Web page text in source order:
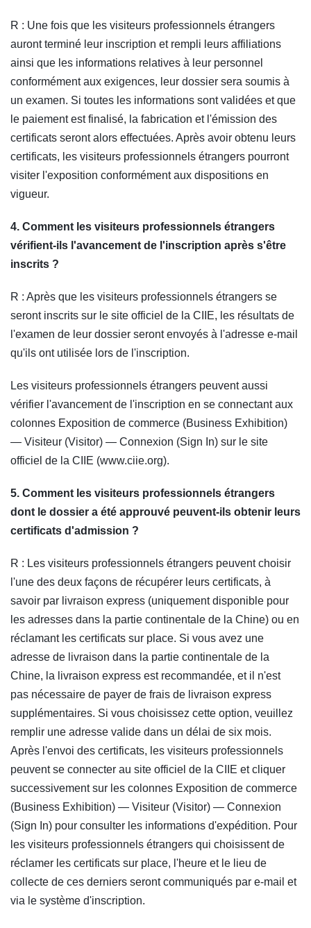
R : Une fois que les visiteurs professionnels étrangers
auront terminé leur inscription et rempli leurs affiliations
ainsi que les informations relatives à leur personnel
conformément aux exigences, leur dossier sera soumis à
un examen. Si toutes les informations sont validées et que
le paiement est finalisé, la fabrication et l'émission des
certificats seront alors effectuées. Après avoir obtenu leurs
certificats, les visiteurs professionnels étrangers pourront
visiter l'exposition conformément aux dispositions en
vigueur.
4. Comment les visiteurs professionnels étrangers
vérifient-ils l'avancement de l'inscription après s'être
inscrits ?
R : Après que les visiteurs professionnels étrangers se
seront inscrits sur le site officiel de la CIIE, les résultats de
l'examen de leur dossier seront envoyés à l'adresse e-mail
qu'ils ont utilisée lors de l'inscription.
Les visiteurs professionnels étrangers peuvent aussi
vérifier l'avancement de l'inscription en se connectant aux
colonnes Exposition de commerce (Business Exhibition)
— Visiteur (Visitor) — Connexion (Sign In) sur le site
officiel de la CIIE (www.ciie.org).
5. Comment les visiteurs professionnels étrangers
dont le dossier a été approuvé peuvent-ils obtenir leurs
certificats d'admission ?
R : Les visiteurs professionnels étrangers peuvent choisir
l'une des deux façons de récupérer leurs certificats, à
savoir par livraison express (uniquement disponible pour
les adresses dans la partie continentale de la Chine) ou en
réclamant les certificats sur place. Si vous avez une
adresse de livraison dans la partie continentale de la
Chine, la livraison express est recommandée, et il n'est
pas nécessaire de payer de frais de livraison express
supplémentaires. Si vous choisissez cette option, veuillez
remplir une adresse valide dans un délai de six mois.
Après l'envoi des certificats, les visiteurs professionnels
peuvent se connecter au site officiel de la CIIE et cliquer
successivement sur les colonnes Exposition de commerce
(Business Exhibition) — Visiteur (Visitor) — Connexion
(Sign In) pour consulter les informations d'expédition. Pour
les visiteurs professionnels étrangers qui choisissent de
réclamer les certificats sur place, l'heure et le lieu de
collecte de ces derniers seront communiqués par e-mail et
via le système d'inscription.